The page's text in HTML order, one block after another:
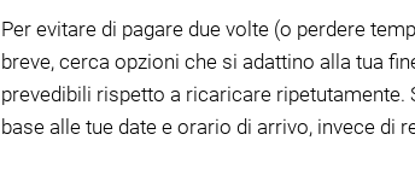
Per evitare di pagare due volte (o perdere
breve, cerca opzioni che si adattino alla tua
prevedibili rispetto a ricaricare ripetutamente.
base alle tue date e orario di arrivo, invece di